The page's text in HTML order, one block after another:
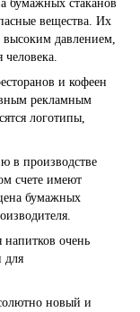
бумажных стаканов
вещества. Их
давлением,
человека.
и кофеен
рекламным
логотипы,
в производстве
счете имеют
бумажных
напитков очень
для
новый и